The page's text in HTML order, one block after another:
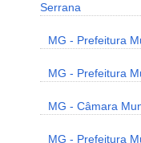
Serrana
MG - Prefeitura
MG - Prefeitura
MG - Câmara
MG - Prefeitura